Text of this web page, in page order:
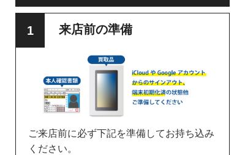
来店前の準備
ご来店前に必ず下記を準備してお持ち込み
ください。